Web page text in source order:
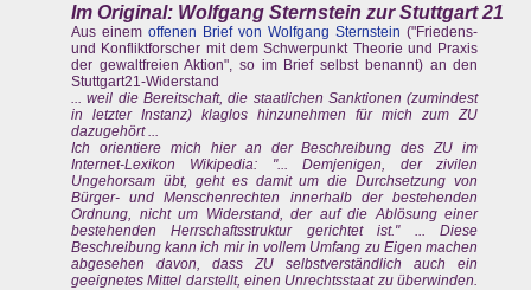
Im Original: Wolfgang Sternstein zur Stuttgart 21
Aus einemoffenen Brief von Wolfgang Sternstein ("Friedens-
und Konfliktforscher mit dem Schwerpunkt Theorie und Praxis
der gewaltfreien Aktion", so im Brief selbst benannt) an den
Stuttgart21-Widerstand
... weil die Bereitschaft, die staatlichen Sanktionen (zumindest
in letzter Instanz) klaglos hinzunehmen für mich zum ZU
dazugehört ...
Ich orientiere mich hier an der Beschreibung des ZU im
Internet-Lexikon Wikipedia: "... Demjenigen, der zivilen
Ungehorsam übt, geht es damit um die Durchsetzung von
Bürger- und Menschenrechten innerhalb der bestehenden
Ordnung, nicht um Widerstand, der auf die Ablösung einer
bestehenden Herrschaftsstruktur gerichtet ist." ... Diese
Beschreibung kann ich mir in vollem Umfang zu Eigen machen
abgesehen davon, dass ZU selbstverständlich auch ein
geeignetes Mittel darstellt, einen Unrechtsstaat zu überwinden.